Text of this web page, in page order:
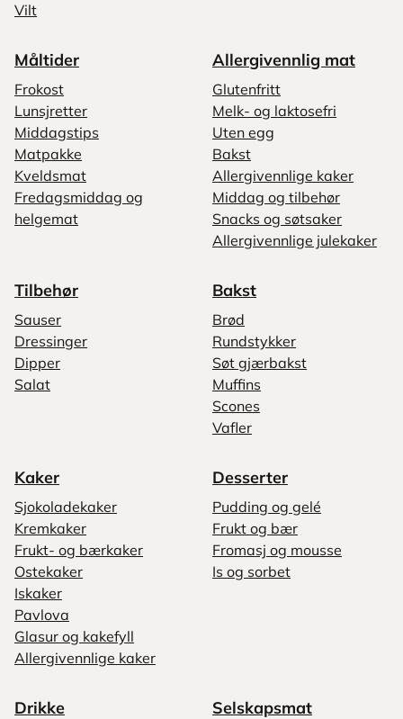
Vilt
Måltider
Frokost
Lunsjretter
Middagstips
Matpakke
Kveldsmat
Fredagsmiddag og
helgemat
Allergivennlig mat
Glutenfritt
Melk- og laktosefri
Uten egg
Bakst
Allergivennlige kaker
Middag og tilbehør
Snacks og søtsaker
Allergivennlige julekaker
Tilbehør
Sauser
Dressinger
Dipper
Salat
Bakst
Brød
Rundstykker
Søt gjærbakst
Muffins
Scones
Vafler
Kaker
Sjokoladekaker
Kremkaker
Frukt- og bærkaker
Ostekaker
Iskaker
Pavlova
Glasur og kakefyll
Allergivennlige kaker
Desserter
Pudding og gelé
Frukt og bær
Fromasj og mousse
Is og sorbet
Drikke Selskapsmat